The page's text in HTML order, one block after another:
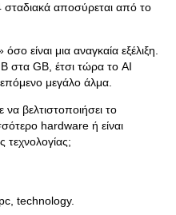
αποσύρεται από το
είναι μια αναγκαία εξέλιξη.
GB, έτσι τώρα το AI
μεγάλο άλμα.
βελτιστοποιήσει το
hardware ή είναι
τεχνολογίας;
technology.